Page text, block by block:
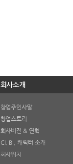
회사소개
창업주인사말
창업스토리
회사비젼 & 연혁
CI, BI, 캐릭터 소개
회사위치